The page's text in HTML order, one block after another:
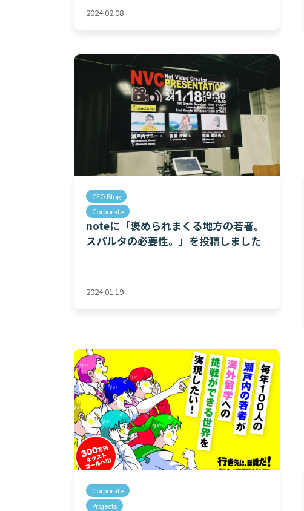
2024.02.08
CEO Blog
Corporate
noteに「褒められまくる地方の若者。
スパルタの必要性。」を投稿しました
2024.01.19
Corporate
Projects